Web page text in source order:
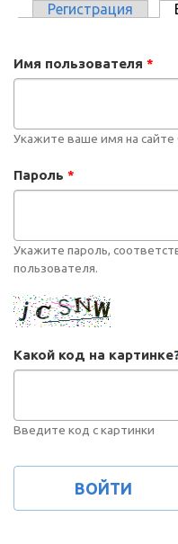
Регистрация
Имя пользователя *
Укажите ваше имя на
Пароль *
Укажите пароль,
пользователя.
Какой код на
Введите код с картинки